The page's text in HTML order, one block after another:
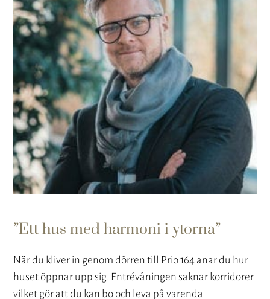
Ett hus med harmoni i ytorna
När du kliver in genom dörren till Prio 164 anar du hur
huset öppnar upp sig. Entrévåningen saknar korridorer
vilket gör att du kan bo och leva på varenda